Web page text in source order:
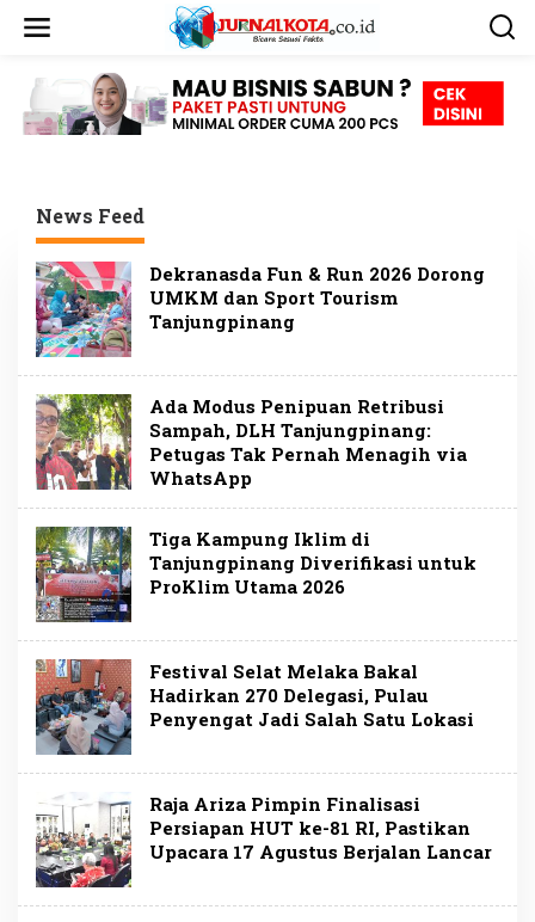
News Feed
J
u
r
n
a
l
K
o
t
a
Dekranasda Fun & Run 2026 Dorong
UMKM dan Sport Tourism
Tanjungpinang
Ada Modus Penipuan Retribusi
Sampah, DLH Tanjungpinang:
Petugas Tak Pernah Menagih via
WhatsApp
Tiga Kampung Iklim di
Tanjungpinang Diverifikasi untuk
ProKlim Utama 2026
Festival Selat Melaka Bakal
Hadirkan 270 Delegasi, Pulau
Penyengat Jadi Salah Satu Lokasi
Raja Ariza Pimpin Finalisasi
Persiapan HUT ke-81 RI, Pastikan
Upacara 17 Agustus Berjalan Lancar